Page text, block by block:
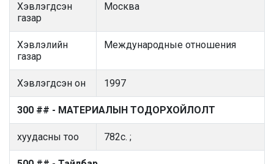
Хэвлэгдсэн
газар
Москва
Хэвлэлийн
газар
Международные отношения
Хэвлэгдсэн он 1997
300 ## - МАТЕРИАЛЫН ТОДОРХОЙЛОЛТ
хуудасны тоо 782с. ;